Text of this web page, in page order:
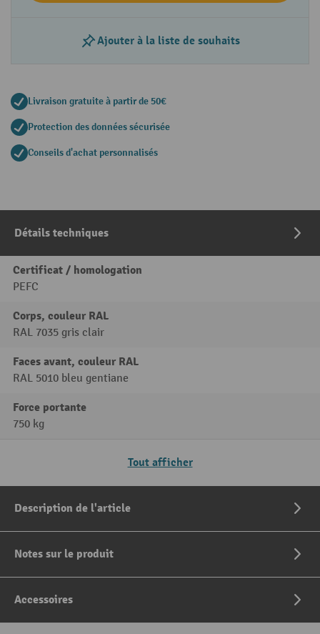
Ajouter à la liste de souhaits
Livraison gratuite à partir de 50€
Protection des données sécurisée
Conseils d'achat personnalisés
Détails techniques
Certificat / homologation
PEFC
Corps, couleur RAL
RAL 7035 gris clair
Faces avant, couleur RAL
RAL 5010 bleu gentiane
Force portante
750 kg
Tout afficher
Description de l'article
Notes sur le produit
Accessoires